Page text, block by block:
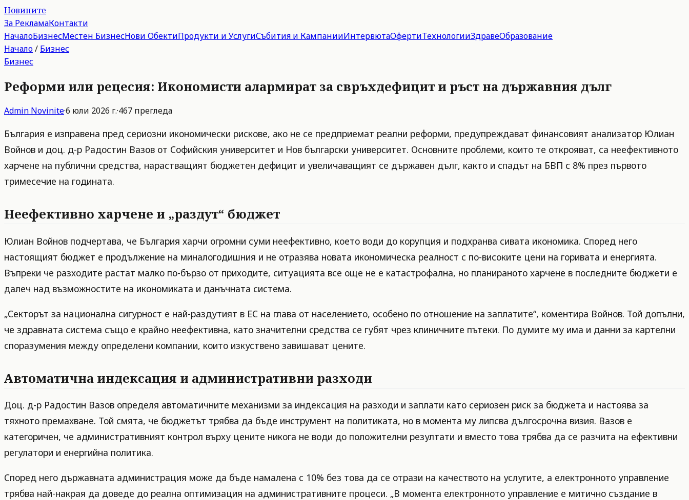
Новините
За РекламаКонтакти
НачалоБизнесМестен БизнесНови ОбектиПродукти и УслугиСъбития и КампанииИнтервютаОфертиТехнологииЗдравеОбразование
Начало/ Бизнес
Бизнес
Реформи или рецесия: Икономисти алармират за свръхдефицит и ръст на държавния дълг
Admin Novinite·6 юли 2026 г.·467 прегледа
България е изправена пред сериозни икономически рискове, ако не се предприемат реални реформи, предупреждават финансовият анализатор Юлиан
Войнов и доц. д-р Радостин Вазов от Софийския университет и Нов български университет. Основните проблеми, които те открояват, са неефективното
харчене на публични средства, нарастващият бюджетен дефицит и увеличаващият се държавен дълг, както и спадът на БВП с 8% през първото
тримесечие на годината.
Неефективно харчене и „раздут“ бюджет
Юлиан Войнов подчертава, че България харчи огромни суми неефективно, което води до корупция и подхранва сивата икономика. Според него
настоящият бюджет е продължение на миналогодишния и не отразява новата икономическа реалност с по-високите цени на горивата и енергията.
Въпреки че разходите растат малко по-бързо от приходите, ситуацията все още не е катастрофална, но планираното харчене в последните бюджети е
далеч над възможностите на икономиката и данъчната система.
„Секторът за национална сигурност е най-раздутият в ЕС на глава от населението, особено по отношение на заплатите“, коментира Войнов. Той допълни,
че здравната система също е крайно неефективна, като значителни средства се губят чрез клиничните пътеки. По думите му има и данни за картелни
споразумения между определени компании, които изкуствено завишават цените.
Автоматична индексация и административни разходи
Доц. д-р Радостин Вазов определя автоматичните механизми за индексация на разходи и заплати като сериозен риск за бюджета и настоява за
тяхното премахване. Той смята, че бюджетът трябва да бъде инструмент на политиката, но в момента му липсва дългосрочна визия. Вазов е
категоричен, че административният контрол върху цените никога не води до положителни резултати и вместо това трябва да се разчита на ефективни
регулатори и енергийна политика.
Според него държавната администрация може да бъде намалена с 10% без това да се отрази на качеството на услугите, а електронното управление
трябва най-накрая да доведе до реална оптимизация на административните процеси. „В момента електронното управление е митично създание в